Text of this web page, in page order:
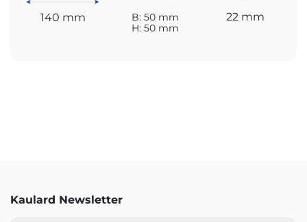
140 mm
B: 50 mm
H: 50 mm
22 mm
Kaulard Newsletter